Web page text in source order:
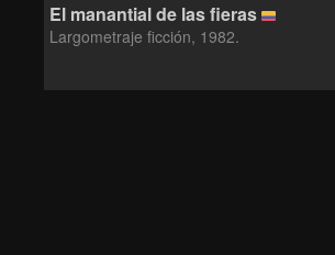
El manantial de las fieras
Largometraje ficción, 1982.